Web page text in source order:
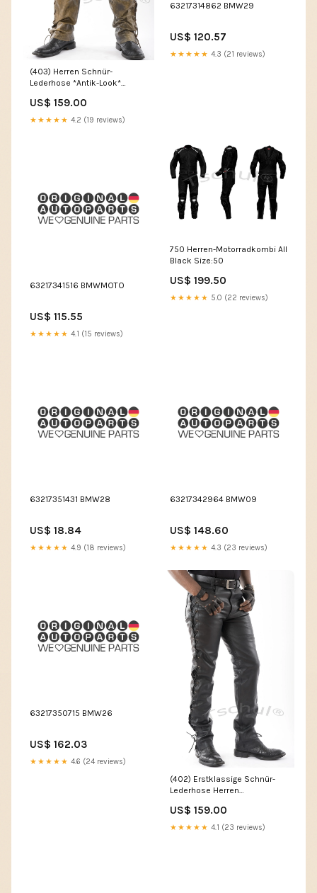
(403) Herren Schnür-
Lederhose *Antik-Look*
US$ 159.00
★★★★★ 4.2 (19 reviews)
63217314862 BMW29
US$ 120.57
★★★★★ 4.3 (21 reviews)
63217341516 BMWMOTO
US$ 115.55
★★★★★ 4.1 (15 reviews)
750 Herren-Motorradkombi All
Black Size:50
US$ 199.50
★★★★★ 5.0 (22 reviews)
63217351431 BMW28
US$ 18.84
★★★★★ 4.9 (18 reviews)
63217342964 BMW09
US$ 148.60
★★★★★ 4.3 (23 reviews)
63217350715 BMW26
US$ 162.03
★★★★★ 4.6 (24 reviews)
(402) Erstklassige Schnür-
Lederhose Herren
Motorradjacken
US$ 159.00
★★★★★ 4.1 (23 reviews)